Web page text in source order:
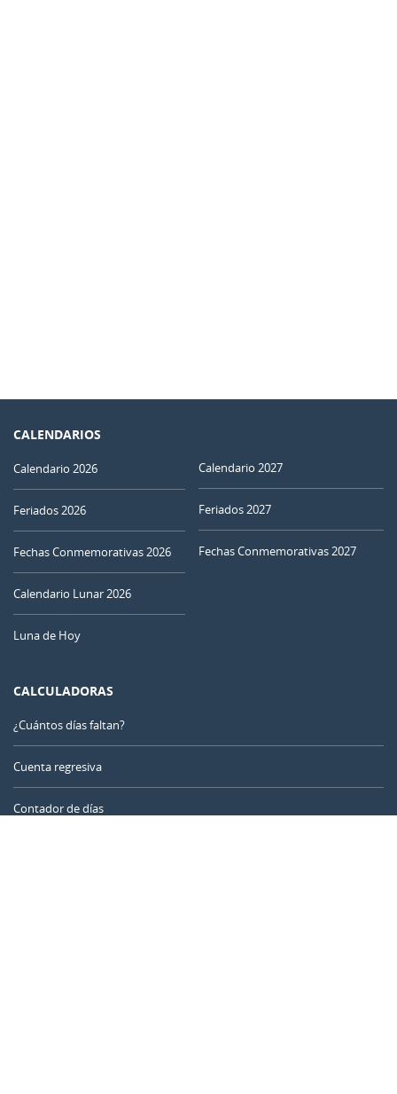
CALENDARIOS
Calendario 2026
Feriados 2026
Fechas Conmemorativas 2026
Calendario Lunar 2026
Luna de Hoy
Calendario 2027
Feriados 2027
Fechas Conmemorativas 2027
CALCULADORAS
¿Cuántos días faltan?
Cuenta regresiva
Contador de días